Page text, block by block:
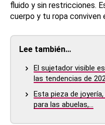
fluido y sin restricciones.
cuerpo y tu ropa conviven
Lee también…
El sujetador visible
las tendencias de
Esta pieza de
para las abuelas,…